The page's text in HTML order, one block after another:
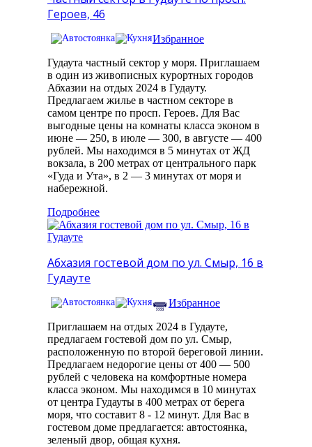
Героев, 46
Избранное
Гудаута частный сектор у моря. Приглашаем
в один из живописных курортных городов
Абхазии на отдых 2024 в Гудауту.
Предлагаем жилье в частном секторе в
самом центре по просп. Героев. Для Вас
выгодные цены на комнаты класса эконом в
июне — 250, в июле — 300, в августе — 400
рублей. Мы находимся в 5 минутах от ЖД
вокзала, в 200 метрах от центрального парк
«Гуда и Ута», в 2 — 3 минутах от моря и
набережной.
Подробнее
Абхазия гостевой дом по ул. Смыр, 16 в
Гудауте
Избранное
Приглашаем на отдых 2024 в Гудауте,
предлагаем гостевой дом по ул. Смыр,
расположенную по второй береговой линии.
Предлагаем недорогие цены от 400 — 500
рублей с человека на комфортные номера
класса эконом. Мы находимся в 10 минутах
от центра Гудауты в 400 метрах от берега
моря, что составит 8 - 12 минут. Для Вас в
гостевом доме предлагается: автостоянка,
зеленый двор, общая кухня.